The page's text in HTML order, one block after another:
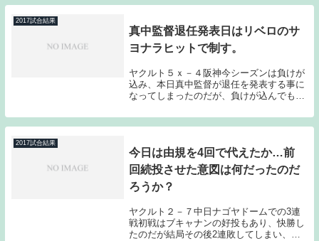
2017試合結果
真中監督退任発表日はリベロのサ
ヨナラヒットで制す。
ヤクルト５ｘ－４阪神今シーズンは負けが
込み、本日真中監督が退任を発表する事に
なってしまったのだが、負けが込んでもチ
のも真中監督だからこそだったのかもしれ
ない。おそらく選手たちは真中監督が退任
2017試合結果
今日は由規を4回で代えたか…前
回続投させた意図は何だったのだ
ろうか？
ヤクルト２－７中日ナゴヤドームでの3連
戦初戦はブキャナンの好投もあり、快勝し
たのだが結局その後2連敗してしまい、負